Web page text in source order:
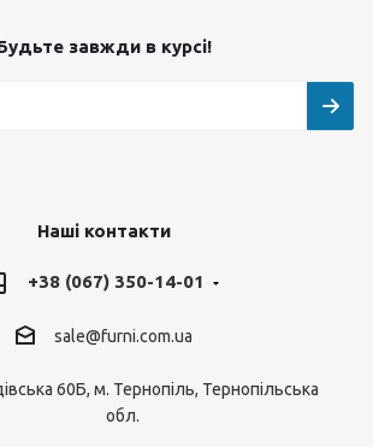
завжди в курсі!
Наші контакти
+38 (067) 350-14-01
sale@furni.com.ua
60Б, м. Тернопіль, Тернопільська
обл.